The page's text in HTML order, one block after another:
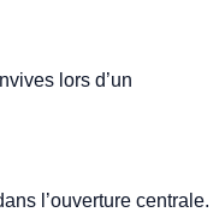
lors d’un
l’ouverture centrale.